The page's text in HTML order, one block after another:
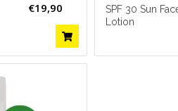
€19,90
SPF 30 Sun
Lotion